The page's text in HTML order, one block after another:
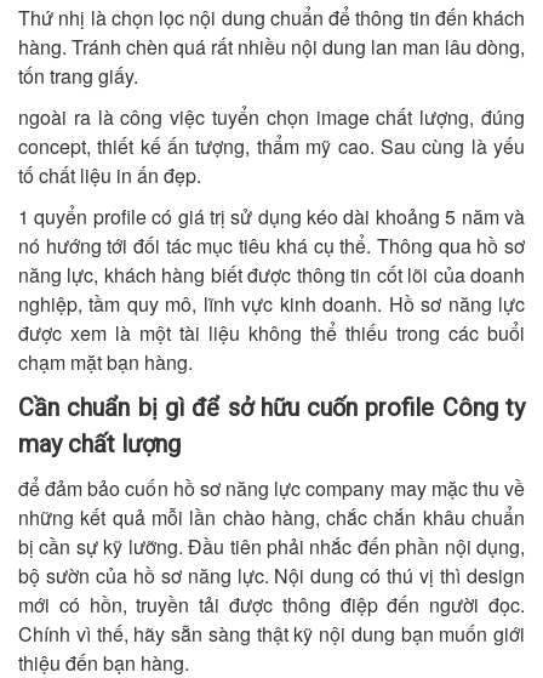
Thứ nhị là chọn lọc nội dung chuẩn để thông tin đến khách
hàng. Tránh chèn quá rất nhiều nội dung lan man lâu dòng,
tốn trang giấy.
ngoài ra là công việc tuyển chọn image chất lượng, đúng
concept, thiết kế ấn tượng, thẩm mỹ cao. Sau cùng là yếu
tố chất liệu in ấn đẹp.
1 quyển profile có giá trị sử dụng kéo dài khoảng 5 năm và
nó hướng tới đối tác mục tiêu khá cụ thể. Thông qua hồ sơ
năng lực, khách hàng biết được thông tin cốt lõi của doanh
nghiệp, tầm quy mô, lĩnh vực kinh doanh. Hồ sơ năng lực
được xem là một tài liệu không thể thiếu trong các buổi
chạm mặt bạn hàng.
Cần chuẩn bị gì để sở hữu cuốn profile Công ty
may chất lượng
để đảm bảo cuốn hồ sơ năng lực company may mặc thu về
những kết quả mỗi lần chào hàng, chắc chắn khâu chuẩn
bị cần sự kỹ lưỡng. Đầu tiên phải nhắc đến phần nội dụng,
bộ sườn của hồ sơ năng lực. Nội dung có thú vị thì design
mới có hồn, truyền tải được thông điệp đến người đọc.
Chính vì thế, hãy sẵn sàng thật kỹ nội dung bạn muốn giới
thiệu đến bạn hàng.